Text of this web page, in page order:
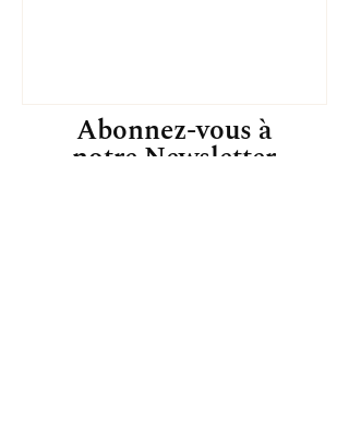
Abonnez-vous à
notre Newsletter